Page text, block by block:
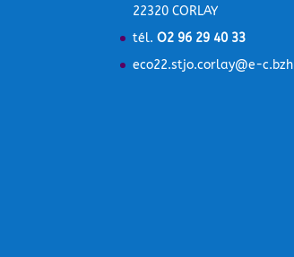
22320 CORLAY
tél.O2 96 29 40 33
eco22.stjo.corlay@e-c.bzh